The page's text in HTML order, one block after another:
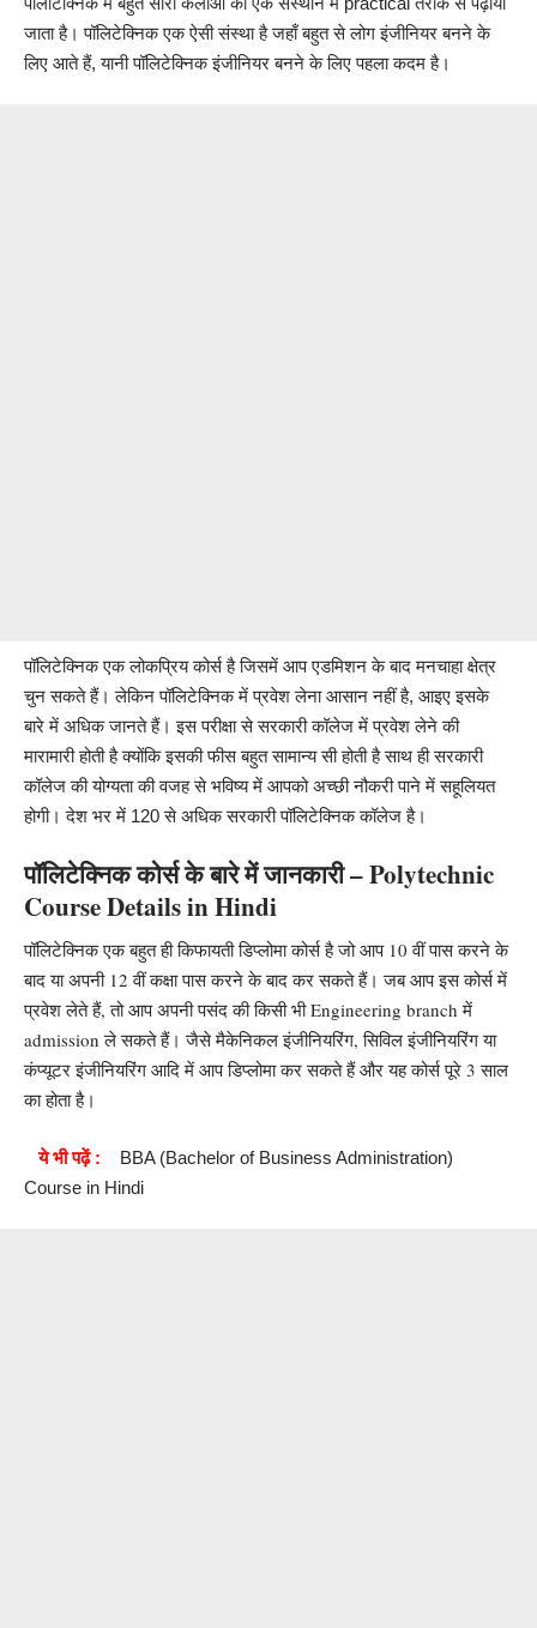
जाता है। पॉलिटेक्निक एक ऐसी संस्था है जहाँ बहुत से लोग इंजीनियर बनने के
लिए आते हैं, यानी पॉलिटेक्निक इंजीनियर बनने के लिए पहला कदम है।
पॉलिटेक्निक एक लोकप्रिय कोर्स है जिसमें आप एडमिशन के बाद मनचाहा क्षेत्र
चुन सकते हैं। लेकिन पॉलिटेक्निक में प्रवेश लेना आसान नहीं है, आइए इसके
बारे में अधिक जानते हैं। इस परीक्षा से सरकारी कॉलेज में प्रवेश लेने की
मारामारी होती है क्योंकि इसकी फीस बहुत सामान्य सी होती है साथ ही सरकारी
कॉलेज की योग्यता की वजह से भविष्य में आपको अच्छी नौकरी पाने में सहूलियत
होगी। देश भर में 120 से अधिक सरकारी पॉलिटेक्निक कॉलेज है।
पॉलिटेक्निक कोर्स के बारे में जानकारी – Polytechnic
Course Details in Hindi
पॉलिटेक्निक एक बहुत ही किफायती डिप्लोमा कोर्स है जो आप 10 वीं पास करने के
बाद या अपनी 12 वीं कक्षा पास करने के बाद कर सकते हैं। जब आप इस कोर्स में
प्रवेश लेते हैं, तो आप अपनी पसंद की किसी भी Engineering branch में
admission ले सकते हैं। जैसे मैकेनिकल इंजीनियरिंग, सिविल इंजीनियरिंग या
कंप्यूटर इंजीनियरिंग आदि में आप डिप्लोमा कर सकते हैं और यह कोर्स पूरे 3 साल
का होता है।
ये भी पढ़ें :
BBA (Bachelor of Business Administration)
Course in Hindi